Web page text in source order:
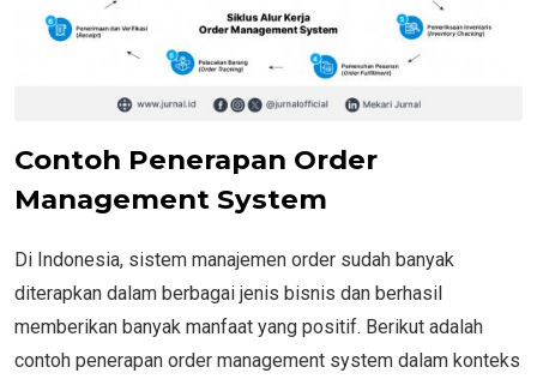
Contoh Penerapan Order
Management System
Di Indonesia, sistem manajemen order sudah banyak
diterapkan dalam berbagai jenis bisnis dan berhasil
memberikan banyak manfaat yang positif. Berikut adalah
contoh penerapan order management system dalam konteks